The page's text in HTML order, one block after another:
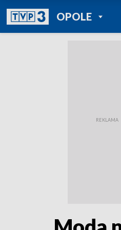
OPOLEPOWRÓT DO
TVP REGIONY